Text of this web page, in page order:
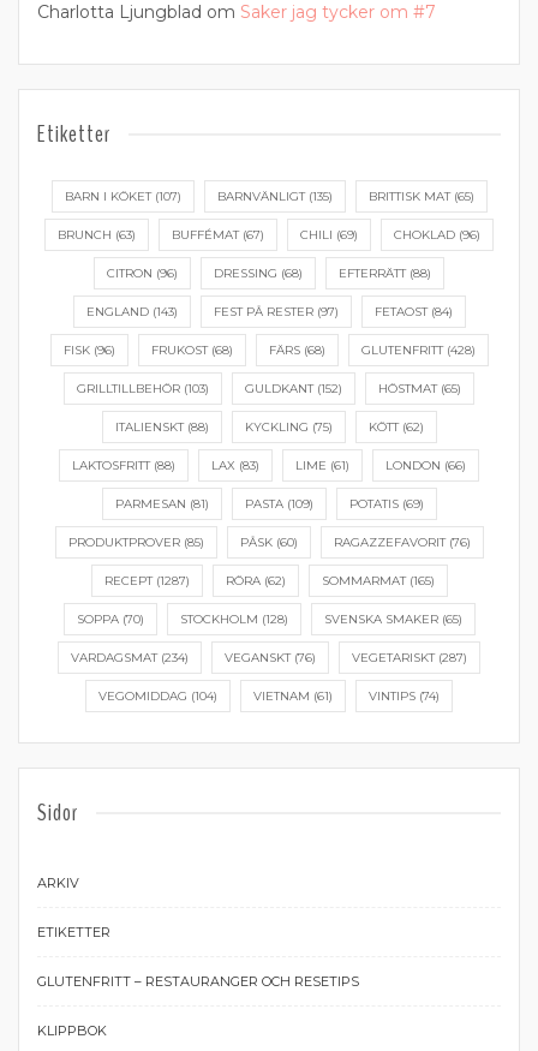
Charlotta Ljungblad om Saker jag tycker om #7
Etiketter
BARN I KÖKET(107) BARNVÄNLIGT(135) BRITTISK MAT(65)
BRUNCH (63) BUFFÉMAT(67) CHILI (69) CHOKLAD (96)
CITRON (96) DRESSING (68) EFTERRÄTT(88)
ENGLAND(143) FEST PÅ RESTER(97) FETAOST(84)
FISK(96) FRUKOST(68) FÄRS(68) GLUTENFRITT(428)
GRILLTILLBEHÖR (103) GULDKANT(152) HÖSTMAT(65)
ITALIENSKT(88) KYCKLING (75) KÖTT(62)
LAKTOSFRITT(88) LAX (83) LIME (61) LONDON (66)
PARMESAN (81) PASTA(109) POTATIS(69)
PRODUKTPROVER(85) PÅSK(60) RAGAZZEFAVORIT(76)
RECEPT(1287) RÖRA(62) SOMMARMAT(165)
SOPPA(70) STOCKHOLM (128) SVENSKA SMAKER(65)
VARDAGSMAT(234) VEGANSKT(76) VEGETARISKT(287)
VEGOMIDDAG (104) VIETNAM (61) VINTIPS (74)
Sidor
ARKIV
ETIKETTER
GLUTENFRITT – RESTAURANGER OCH RESETIPS
KLIPPBOK